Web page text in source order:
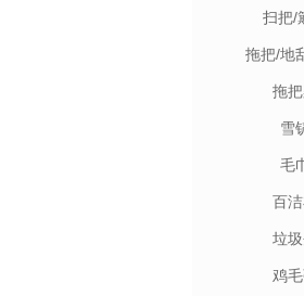
扫把/
拖把/地
拖
雪
毛
百
垃
鸡